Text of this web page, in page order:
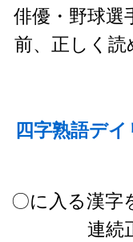
俳優・野球
前、正しく読
四字熟語デ
〇に入る漢字
連続